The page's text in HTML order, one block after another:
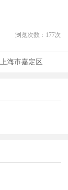
浏览次数： 177次
上海市嘉定区